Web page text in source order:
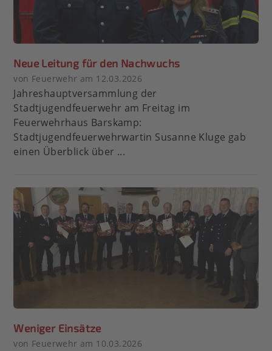
Neue Leitung für den Nachwuchs
von Feuerwehr am 12.03.2026
Jahreshauptversammlung der
Stadtjugendfeuerwehr am Freitag im
Feuerwehrhaus Barskamp:
Stadtjugendfeuerwehrwartin Susanne Kluge gab
einen Überblick über ...
Weniger Einsätze
von Feuerwehr am 10.03.2026